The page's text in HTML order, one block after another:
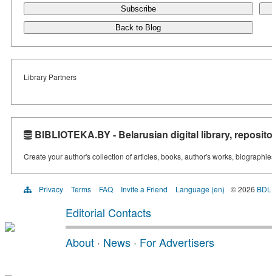
Subscribe
Back to Blog
Library Partners
BIBLIOTEKA.BY - Belarusian digital library,
Create your author's collection of articles, books, author's works,
Privacy Terms FAQ Invite a Friend Language (en) © 2026 BDL
Editorial Contacts
About · News · For Advertisers